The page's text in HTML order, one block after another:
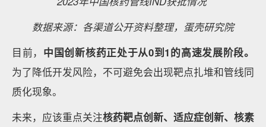
2023年小分子化药和抗体药研发赛道领域融资金额排
名前10%的项目
数据来源：动脉橙产业智库，各企业公开报道，蛋壳研
究院